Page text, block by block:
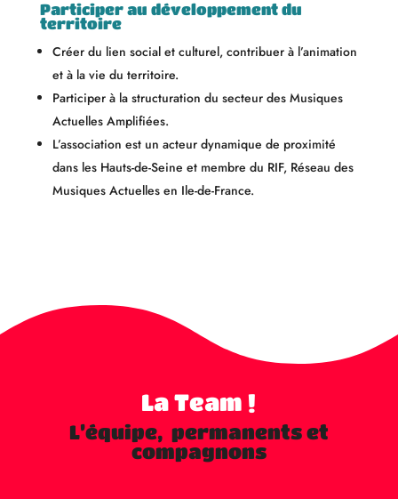
Participer au développement du
territoire
Créer du lien social et culturel, contribuer à l’animation
et à la vie du territoire.
Participer à la structuration du secteur des Musiques
Actuelles Amplifiées.
L’association est un acteur dynamique de proximité
dans les Hauts-de-Seine et membre du RIF, Réseau des
Musiques Actuelles en Ile-de-France.
La Team !
L’équipe, permanents et
compagnons